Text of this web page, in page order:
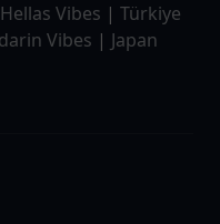
Hellas Vibes | Türkiye
Vibes | Japan